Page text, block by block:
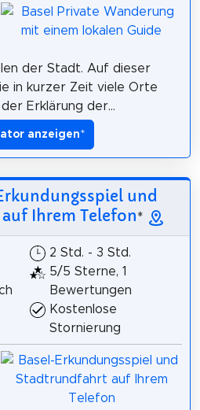
der Stadt. Auf dieser
in kurzer Zeit viele Orte
Erklärung der...
anzeigen*
und
Ihrem Telefon*
2 Std. - 3 Std.
5/5 Sterne, 1
Bewertungen
Kostenlose
Stornierung